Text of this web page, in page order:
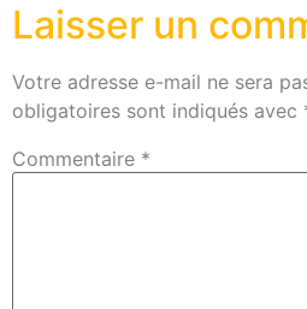
Laisser un
Votre adresse e-mail ne sera
obligatoires sont indiqués avec
Commentaire *